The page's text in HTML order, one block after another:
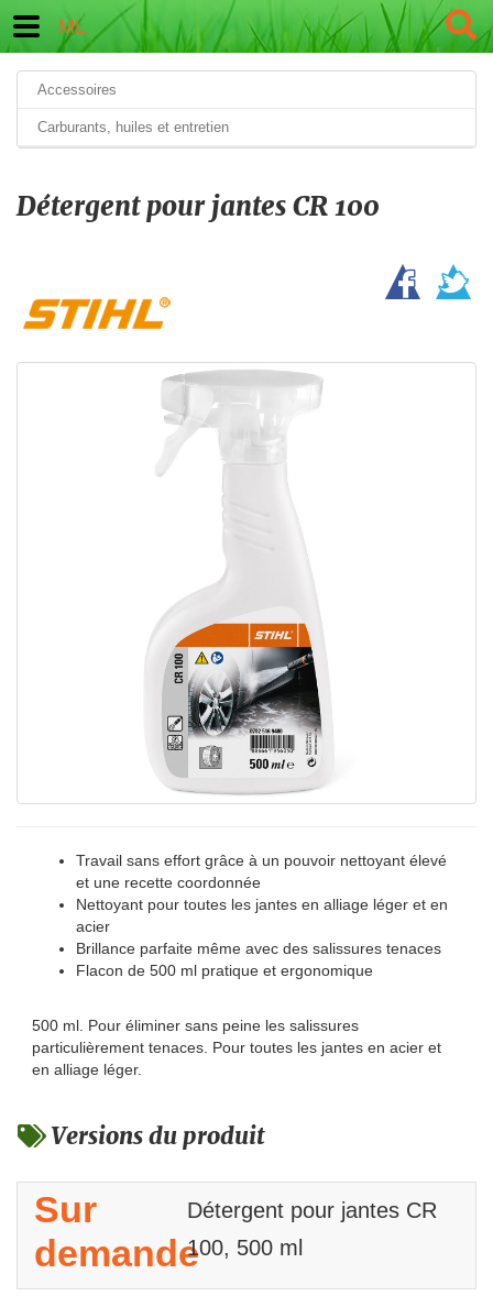
ML
Accessoires
Carburants, huiles et entretien
Détergent pour jantes CR 100
Travail sans effort grâce à un pouvoir nettoyant élevé
et une recette coordonnée
Nettoyant pour toutes les jantes en alliage léger et en
acier
Brillance parfaite même avec des salissures tenaces
Flacon de 500 ml pratique et ergonomique
500 ml. Pour éliminer sans peine les salissures
particulièrement tenaces. Pour toutes les jantes en acier et
en alliage léger.
Versions du produit
Sur
demande
Détergent pour jantes CR
100, 500 ml